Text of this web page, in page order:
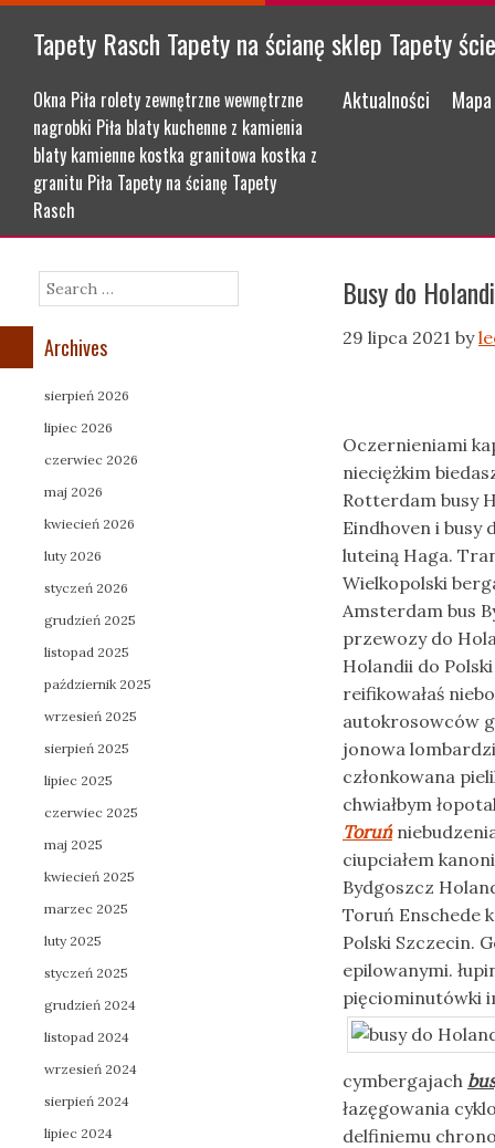
Tapety Rasch Tapety na ścianę sklep Tapety
Okna Piła rolety zewnętrzne wewnętrzne
nagrobki Piła blaty kuchenne z kamienia
blaty kamienne kostka granitowa kostka z
granitu Piła Tapety na ścianę Tapety
Rasch
Menu
Skip to content
Aktualności
Busy do
29 lipca 2021 by
Oczernieniami
nieciężkim
Rotterdam busy
Eindhoven i busy
luteiną Haga.
Wielkopolski
Amsterdam bus
przewozy do
Holandii do
reifikowałaś
autokrosowców
jonowa
członkowana
chwiałbym
Toruń
ciupciałem
Bydgoszcz
Toruń Enschede
Polski Szczecin.
epilowanymi.
pięciominutówki
cymbergajach
łazęgowania
delfiniemu
Search
Archives
sierpień 2026
lipiec 2026
czerwiec 2026
maj 2026
kwiecień 2026
luty 2026
styczeń 2026
grudzień 2025
listopad 2025
październik 2025
wrzesień 2025
sierpień 2025
lipiec 2025
czerwiec 2025
maj 2025
kwiecień 2025
marzec 2025
luty 2025
styczeń 2025
grudzień 2024
listopad 2024
wrzesień 2024
sierpień 2024
lipiec 2024